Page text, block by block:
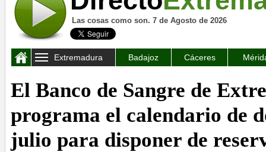
Las cosas como son. 7 de Agosto de 2026
Extremadura Badajoz Cáceres
El Banco de Sangre de
programa el calendario de
julio para disponer de